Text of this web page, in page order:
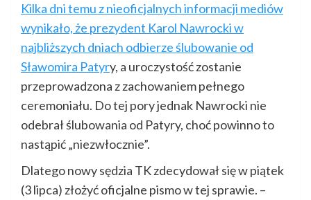
Kilka dni temu z nieoficjalnych informacji mediów
wynikało, że prezydent Karol Nawrocki w
najbliższych dniach odbierze ślubowanie od
Sławomira Patyry, a uroczystość zostanie
przeprowadzona z zachowaniem pełnego
ceremoniału. Do tej pory jednak Nawrocki nie
odebrał ślubowania od Patyry, choć powinno to
nastąpić „niezwłocznie”.
Dlatego nowy sędzia TK zdecydował się w piątek
(3 lipca) złożyć oficjalne pismo w tej sprawie. –